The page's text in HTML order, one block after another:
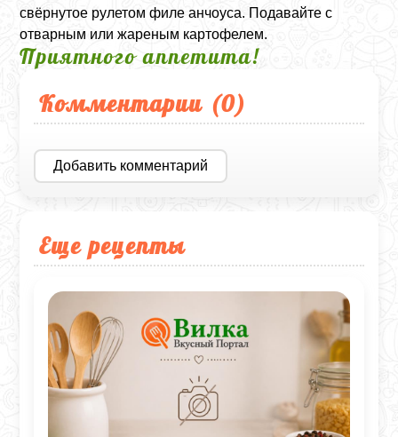
свёрнутое рулетом филе анчоуса. Подавайте с
отварным или жареным картофелем.
Приятного аппетита!
Комментарии (0)
Добавить комментарий
Еще рецепты